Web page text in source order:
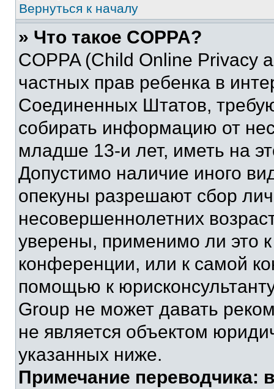
Вернуться к началу
» Что такое COPPA?
COPPA (Child Online Privacy
частных прав ребенка в
Соединенных Штатов,
собирать информацию от
младше 13-и лет, иметь на
Допустимо наличие иного
опекуны разрешают сбор
несовершеннолетних
уверены, применимо ли это
конференции, или к самой
помощью к
Group не может давать
не является объектом
указанных ниже.
Примечание переводчика: